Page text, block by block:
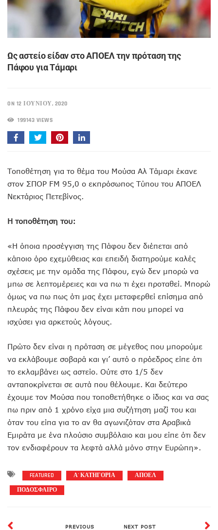
Ως αστείο είδαν στο ΑΠΟΕΛ την πρόταση της
Πάφου για Τάμαρι
ON 12 ΙΟΥΝΊΟΥ, 2020
199143 VIEWS
Τοποθέτηση για το θέμα του Μούσα Αλ Τάμαρι έκανε
στον ΣΠΟΡ FM 95,0 ο εκπρόσωπος Τύπου του ΑΠΟΕΛ
Νεκτάριος Πετεβίνος.
Η τοποθέτηση του:
«Η όποια προσέγγιση της Πάφου δεν διέπεται από
κάποιο όρο εχεμύθειας και επειδή διατηρούμε καλές
σχέσεις με την ομάδα της Πάφου, εγώ δεν μπορώ να
μπω σε λεπτομέρειες και να πω τι έχει προταθεί. Μπορώ
όμως να πω πως ότι μας έχει μεταφερθεί επίσημα από
πλευράς της Πάφου δεν είναι κάτι που μπορεί να
ισχύσει για αρκετούς λόγους.
Πρώτο δεν είναι η πρόταση σε μέγεθος που μπορούμε
να εκλάβουμε σοβαρά και γι’ αυτό ο πρόεδρος είπε ότι
το εκλαμβάνει ως αστείο. Ούτε στο 1/5 δεν
ανταποκρίνεται σε αυτά που θέλουμε. Και δεύτερο
έχουμε τον Μούσα που τοποθετήθηκε ο ίδιος και να σας
πω πριν από 1 χρόνο είχα μια συζήτηση μαζί του και
όταν του είπα για το αν θα αγωνιζόταν στα Αραβικά
Εμιράτα με ένα πλούσιο συμβόλαιο και μου είπε ότι δεν
τον ενδιαφέρουν τα λεφτά αλλά μόνο στην Ευρώπη».
FEATURED Α' ΚΑΤΗΓΟΡΙΑ
ΑΠΟΕΛ
ΠΟΔΟΣΦΑΙΡΟ
PREVIOUS NEXT POST